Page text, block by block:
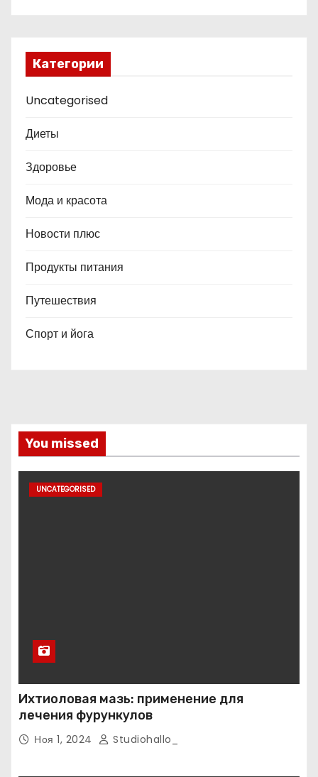
Категории
Uncategorised
Диеты
Здоровье
Мода и красота
Новости плюс
Продукты питания
Путешествия
Спорт и йога
You missed
UNCATEGORISED
Ихтиоловая мазь: применение для
лечения фурункулов
Ноя 1, 2024 Studiohallo_